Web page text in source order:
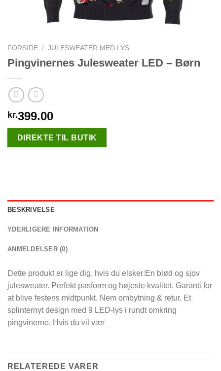
FORSIDE / JULESWEATER MED LYS
Pingvinernes Julesweater LED – Børn
kr.399.00
DIREKTE TIL BUTIK
BESKRIVELSE
YDERLIGERE INFORMATION
ANMELDELSER (0)
Dette produkt er lige dig, hvis du elsker:En blød og sjov
julesweater. Perfekt pasform og højeste kvalitet. Garanti for
at blive festens midtpunkt. Nem ombytning & retur. Et
splinternyt design med 9 LED-lys i rundt omkring
pingvinerne. Hvis du vil vær
RELATEREDE VARER